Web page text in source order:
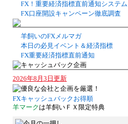
FX！重要経済指標直前通知システム
FX口座開設キャンペーン徹底調査
羊飼いのFXメルマガ
本日の必見イベント＆経済指標
FX重要経済指標直前通知
2026年8月3日更新
FXキャッシュバックお得順
羊マーク は羊飼いＦＸ限定特典